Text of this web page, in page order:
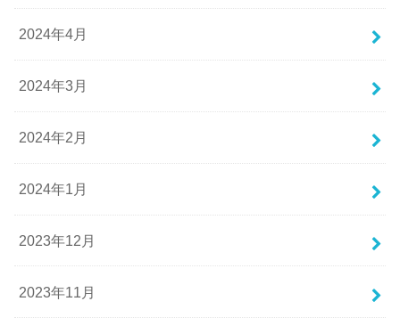
2024年4月
2024年3月
2024年2月
2024年1月
2023年12月
2023年11月